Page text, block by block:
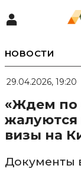
НОВОСТИ
29.04.2026, 19:20
«Ждем по
жалуются
визы на
Документы